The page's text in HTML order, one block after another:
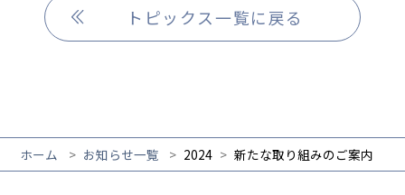
トピックス一覧に戻る
ホーム お知らせ一覧 2024 新たな取り組みのご案内